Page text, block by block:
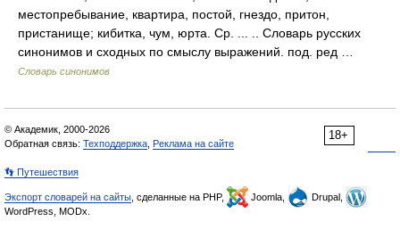
местопребывание, квартира, постой, гнездо, притон,
пристанище; кибитка, чум, юрта. Ср. ... .. Словарь русских
синонимов и сходных по смыслу выражений. под. ред …
Словарь синонимов
18+
© Академик, 2000-2026
Обратная связь: Техподдержка Реклама на сайте
👣 Путешествия
Экспорт словарей на сайты , сделанные на PHP, Joomla,
Drupal,
WordPress, MODx.